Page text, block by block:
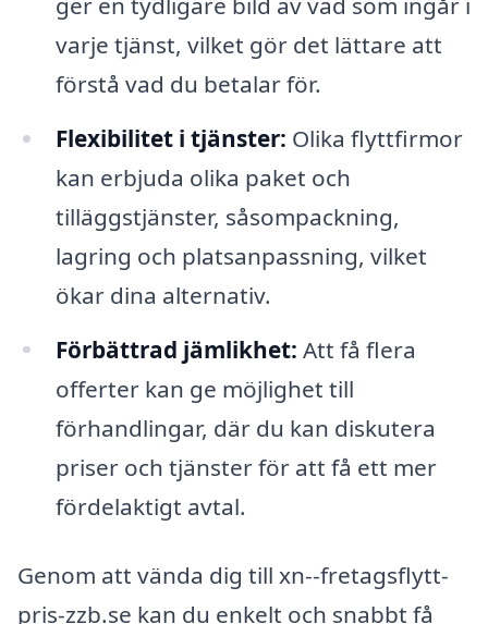
varje tjänst, vilket gör det lättare att
förstå vad du betalar för.
Flexibilitet i tjänster: Olika flyttfirmor
kan erbjuda olika paket och
tilläggstjänster, såsompackning,
lagring och platsanpassning, vilket
ökar dina alternativ.
Förbättrad jämlikhet: Att få flera
offerter kan ge möjlighet till
förhandlingar, där du kan diskutera
priser och tjänster för att få ett mer
fördelaktigt avtal.
Genom att vända dig till xn--fretagsflytt-
pris-zzb.se kan du enkelt och snabbt få